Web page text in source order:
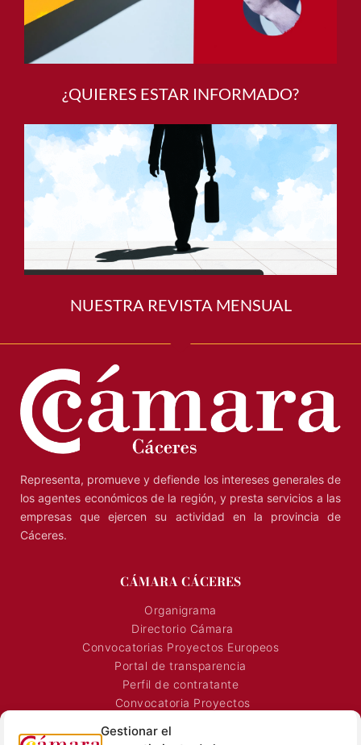
Gestionar el
¿QUIERES ESTAR INFORMADO?
NUESTRA REVISTA MENSUAL
Representa, promueve y defiende los intereses generales de
los agentes económicos de la región, y presta servicios a las
empresas que ejercen su actividad en la provincia de
Cáceres.
CÁMARA CÁCERES
Organigrama
Directorio Cámara
Convocatorias Proyectos Europeos
Portal de transparencia
Perfil de contratante
Convocatoria Proyectos
Señalización Comercial